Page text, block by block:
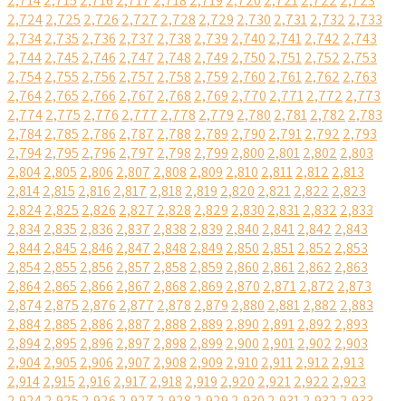
2,7242,725 2,726 2,727 2,728 2,729 2,730 2,7312,732 2,733
2,7342,735 2,736 2,737 2,738 2,739 2,740 2,7412,742 2,743
2,7442,745 2,746 2,747 2,748 2,749 2,750 2,7512,752 2,753
2,7542,755 2,756 2,757 2,758 2,759 2,760 2,7612,762 2,763
2,7642,765 2,766 2,767 2,768 2,769 2,770 2,7712,772 2,773
2,7742,775 2,776 2,777 2,778 2,779 2,780 2,7812,782 2,783
2,7842,785 2,786 2,787 2,788 2,789 2,790 2,7912,792 2,793
2,7942,795 2,796 2,797 2,798 2,799 2,800 2,8012,802 2,803
2,8042,805 2,806 2,807 2,808 2,809 2,810 2,8112,812 2,813
2,8142,815 2,816 2,817 2,818 2,819 2,820 2,8212,822 2,823
2,8242,825 2,826 2,827 2,828 2,829 2,830 2,8312,832 2,833
2,8342,835 2,836 2,837 2,838 2,839 2,840 2,8412,842 2,843
2,8442,845 2,846 2,847 2,848 2,849 2,850 2,8512,852 2,853
2,8542,855 2,856 2,857 2,858 2,859 2,860 2,8612,862 2,863
2,8642,865 2,866 2,867 2,868 2,869 2,870 2,8712,872 2,873
2,8742,875 2,876 2,877 2,878 2,879 2,880 2,8812,882 2,883
2,8842,885 2,886 2,887 2,888 2,889 2,890 2,8912,892 2,893
2,8942,895 2,896 2,897 2,898 2,899 2,900 2,9012,902 2,903
2,9042,905 2,906 2,907 2,908 2,909 2,910 2,9112,912 2,913
2,9142,915 2,916 2,917 2,918 2,919 2,920 2,9212,922 2,923